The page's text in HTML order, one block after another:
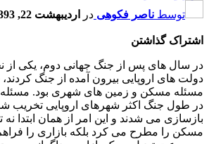
توسط ناصر فکوهی در اردیبهشت 22, 1393
اشتراک گذاشتن
در سال های پس از جنگ جهانی دوم، یکی از
دولت های اروپایی بیرون آمده از جنگ
مسئله مسکن و زمین های شهری بود. مسئله
در طول جنگ اکثر شهرهای اروپایی تخریب
بازسازی می شدند و این امر از همان ابتدا
مسکن را مطرح می کرد بلکه بازاری را